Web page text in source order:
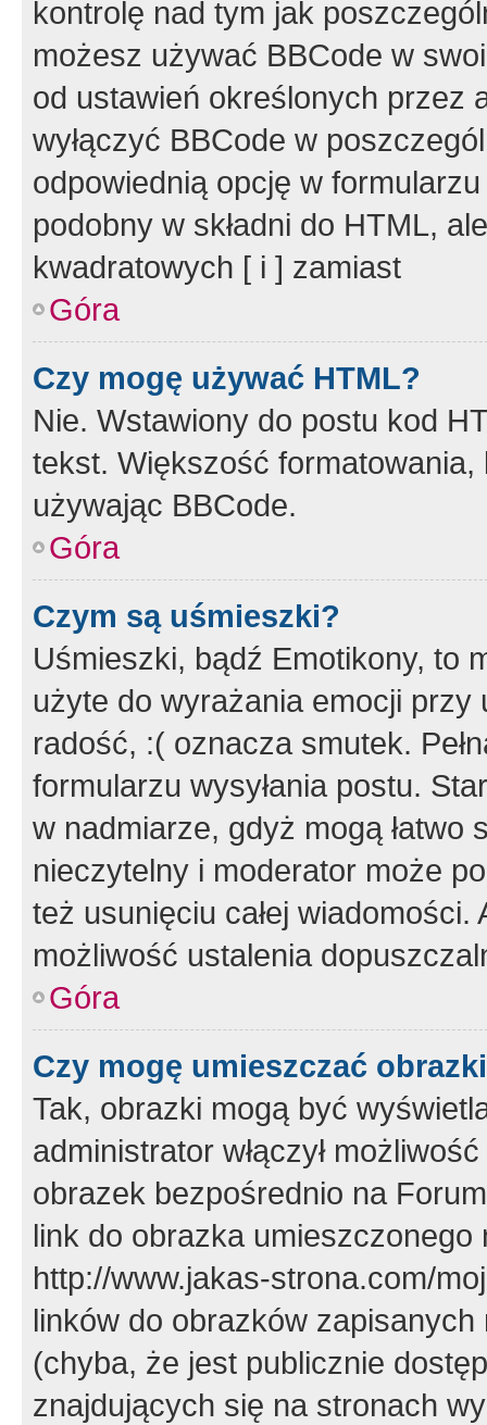
kontrolę nad tym jak
możesz używać BBCode w
od ustawień określonych przez
wyłączyć BBCode w
odpowiednią opcję w
podobny w składni do HTML,
kwadratowych [ i ] zamiast
Góra
Czy mogę używać HTML?
Nie. Wstawiony do postu kod
tekst. Większość
używając BBCode.
Góra
Czym są uśmieszki?
Uśmieszki, bądź Emotikony, to
użyte do wyrażania emocji
radość, :( oznacza smutek.
formularzu wysyłania postu.
w nadmiarze, gdyż mogą
nieczytelny i moderator może
też usunięciu całej
możliwość ustalenia
Góra
Czy mogę umieszczać
Tak, obrazki mogą być
administrator włączył
obrazek bezpośrednio na
link do obrazka
http://www.jakas-strona.com/
linków do obrazków
(chyba, że jest publicznie
znajdujących się na stronach